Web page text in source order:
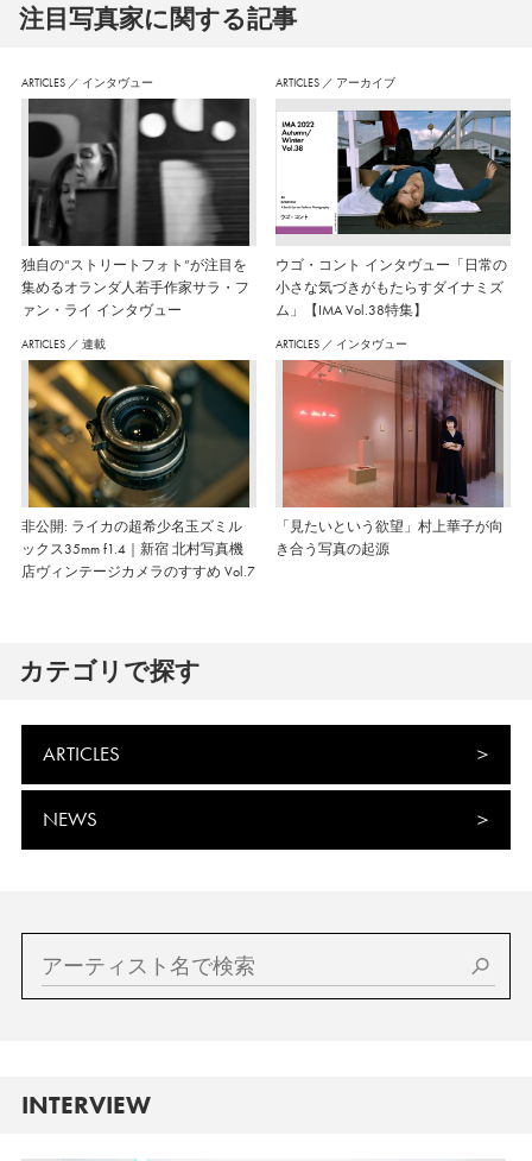
注⽬写真家に関する記事
ARTICLES ／ インタヴュー
独自の“ストリートフォト”が注目を
集めるオランダ人若手作家サラ・フ
ァン・ライ インタヴュー
ARTICLES ／ アーカイブ
ウゴ・コント インタヴュー「日常の
小さな気づきがもたらすダイナミズ
ム」【IMA Vol.38特集】
ARTICLES ／ 連載
非公開: ライカの超希少名玉ズミル
ックス35mm f1.4｜新宿 北村写真機
店ヴィンテージカメラのすすめ Vol.7
ARTICLES ／ インタヴュー
「見たいという欲望」村上華子が向
き合う写真の起源
カテゴリで探す
ARTICLES
NEWS
INTERVIEW